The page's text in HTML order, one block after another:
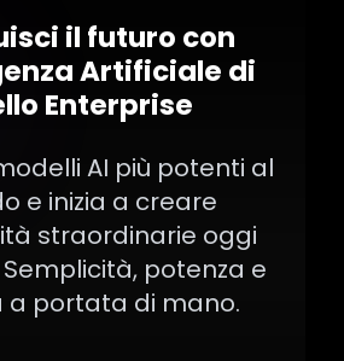
il futuro con
Artificiale di
Enterprise
AI più potenti al
e inizia a creare
straordinarie oggi
potenza e
a portata di mano.